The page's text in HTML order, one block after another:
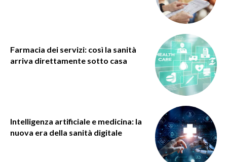
Farmacia dei servizi: così la sanità
arriva direttamente sotto casa
Intelligenza artificiale e medicina: la
nuova era della sanità digitale